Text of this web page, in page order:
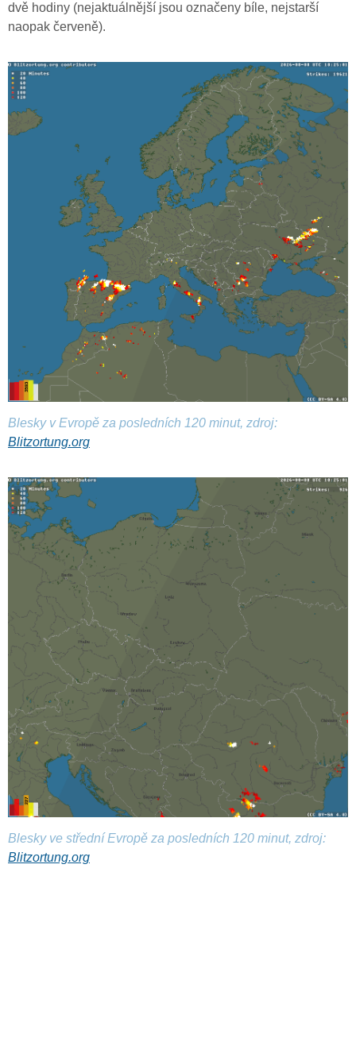
dvě hodiny (nejaktuálnější jsou označeny bíle, nejstarší
naopak červeně).
Blesky v Evropě za posledních 120 minut, zdroj:
Blitzortung.org
Blesky ve střední Evropě za posledních 120 minut, zdroj:
Blitzortung.org